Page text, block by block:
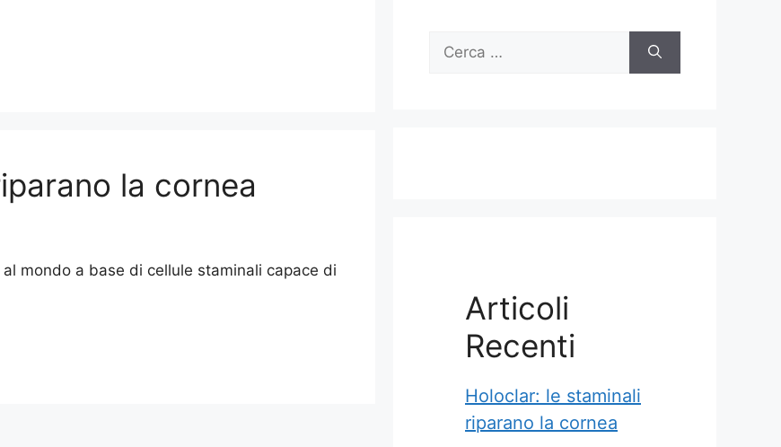
la cornea
al mondo a base di cellule staminali capace di
Ricerca
Articoli
Recenti
Holoclar: le staminali
riparano la cornea